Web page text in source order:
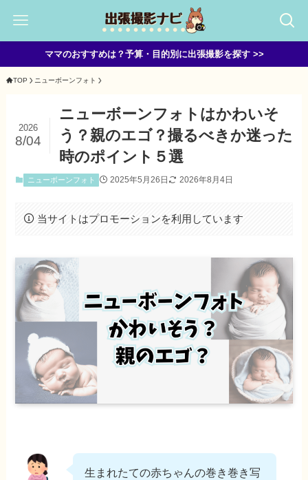
ママのおすすめは？予算・目的別に出張撮影を探す >>
TOP ニューボーンフォト
ニューボーンフォトはかわいそ
う？親のエゴ？撮るべきか迷った
時のポイント５選
2026
8/04
ニューボーンフォト 2025年5月26日 2026年8月4日
当サイトはプロモーションを利用しています
生まれたての赤ちゃんの巻き巻き写